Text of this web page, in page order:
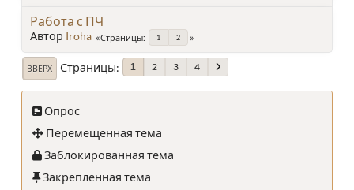
Работа с ПЧ
Автор Iroha Страницы 1 2
ВВЕРХ Страницы 1 2 3 4
Опрос
Перемещенная тема
Заблокированная тема
Закрепленная тема